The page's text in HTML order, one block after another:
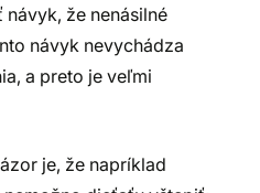
že nenásilné
návyk nevychádza
a preto je veľmi
je, že napríklad